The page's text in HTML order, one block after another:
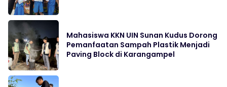
Mahasiswa KKN UIN Sunan Kudus Dorong
Pemanfaatan Sampah Plastik Menjadi
Paving Block di Karangampel